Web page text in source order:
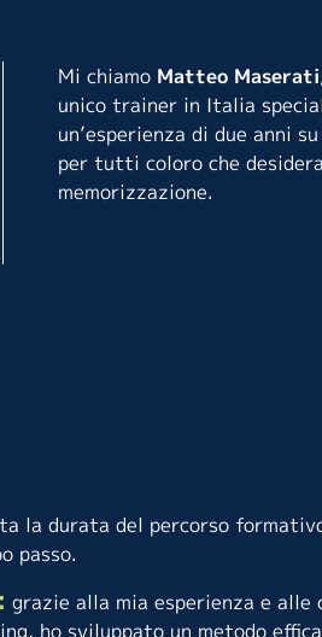
Mi chiamo Matteo Maserati
unico trainer in Italia
un’esperienza di due anni
per tutti coloro che
memorizzazione.
la durata del percorso
passo.
grazie alla mia esperienza e
ho sviluppato un metodo